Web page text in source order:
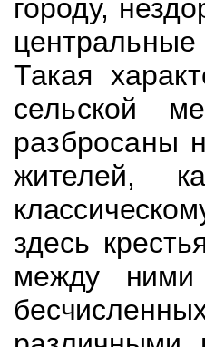
городу,
Такая
сельской
разбросаны
жителей,
здесь
между ними